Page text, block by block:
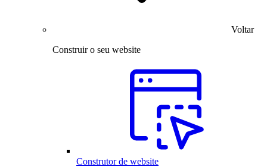
Voltar
Construir o seu website
Construtor de website